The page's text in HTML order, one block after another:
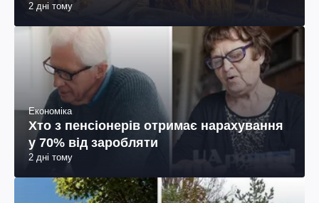
2 дні тому
Економіка
Хто з пенсіонерів отримає нарахування
у 70% від заробляти
2 дні тому